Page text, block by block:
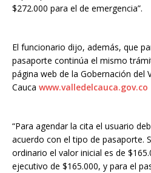
$272.000 para el de emergencia”.
El funcionario dijo, además, que
pasaporte continúa el mismo
página web de la Gobernación del
Cauca www.valledelcauca.gov.co
“Para agendar la cita el usuario
acuerdo con el tipo de pasaporte.
ordinario el valor inicial es de
ejecutivo de $165.000, y para el